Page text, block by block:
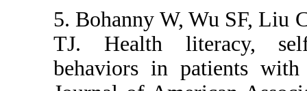
5. Bohanny W, Wu
TJ. Health
behaviors in